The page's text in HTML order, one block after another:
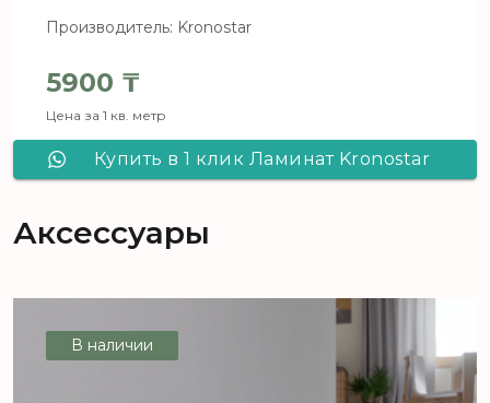
Производитель: Kronostar
5900 ₸
Цена за 1 кв. метр
Купить в 1 клик Ламинат Kronostar
Аксессуары
В наличии